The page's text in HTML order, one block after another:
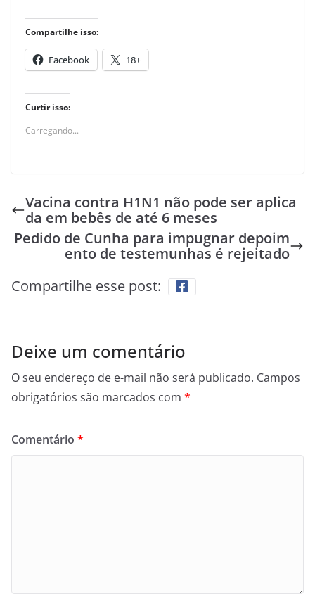
Compartilhe isso:
Facebook 18+
Curtir isso:
Carregando...
Vacina contra H1N1 não pode ser aplica
da em bebês de até 6 meses
Pedido de Cunha para impugnar depoim
ento de testemunhas é rejeitado
Compartilhe esse post:
Deixe um comentário
O seu endereço de e-mail não será publicado. Campos
obrigatórios são marcados com *
Comentário *